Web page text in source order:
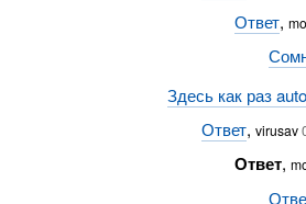
Ответ,
Здесь как раз
Ответ, virusav
Ответ,